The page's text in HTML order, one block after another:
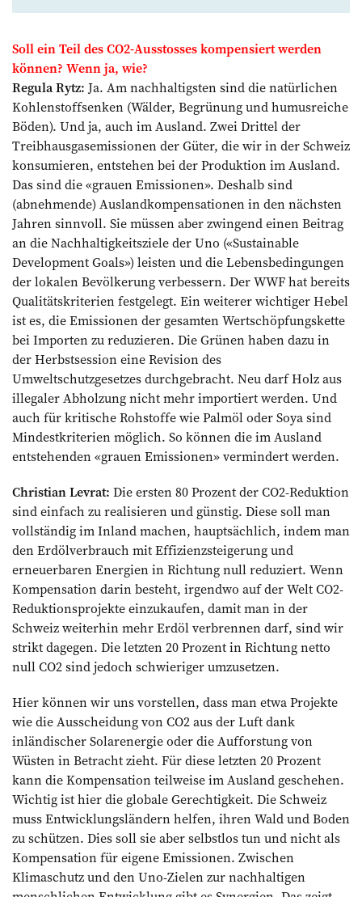
Soll ein Teil des CO2-Ausstosses kom­pensiert werden
können? Wenn ja, wie?
Regula Rytz: Ja. Am nachhaltigsten sind die natürlichen
Kohlenstoffsenken (Wälder, Begrünung und humusreiche
Böden). Und ja, auch im Ausland. Zwei Drittel der
Treibhausgasemissionen der Güter, die wir in der Schweiz
konsumieren, entstehen bei der Produktion im Ausland.
Das sind die «grauen Emissionen». Deshalb sind
(abnehmende) Auslandkompensationen in den nächsten
Jahren sinnvoll. Sie müssen aber zwingend einen Beitrag
an die Nachhaltigkeitsziele der Uno («Sustainable
Development Goals») leisten und die Lebensbedingungen
der lokalen Bevölkerung verbessern. Der WWF hat bereits
Qualitätskriterien festgelegt. Ein weiterer wichtiger Hebel
ist es, die Emissionen der gesamten Wertschöpfungskette
bei Importen zu reduzieren. Die Grünen haben dazu in
der Herbstsession eine Revision des
Umweltschutzgesetzes durchgebracht. Neu darf Holz aus
illegaler Abhol­zung nicht mehr importiert werden. Und
auch für kritische Rohstoffe wie Palmöl oder Soya sind
Mindestkriterien möglich. So können die im Ausland
entstehenden «grauen Emissionen» vermindert werden.
Christian Levrat: Die ersten 80 Prozent der CO2-Reduktion
sind einfach zu realisieren und günstig. Diese soll man
vollständig im Inland machen, hauptsächlich, indem man
den Erdölverbrauch mit Effizienzsteigerung und
erneuerbaren Energien in Richtung null reduziert. Wenn
Kompensation darin besteht, irgendwo auf der Welt CO2-
Reduktionsprojekte einzukaufen, damit man in der
Schweiz weiterhin mehr Erdöl verbrennen darf, sind wir
strikt dagegen. Die letzten 20 Prozent in Richtung netto
null CO2 sind jedoch schwieriger umzusetzen.
Hier können wir uns vorstellen, dass man etwa Projekte
wie die Ausscheidung von CO2 aus der Luft dank
inländischer Solarenergie oder die Aufforstung von
Wüsten in Betracht zieht. Für diese letzten 20 Prozent
kann die Kompensation teilweise im Ausland geschehen.
Wichtig ist hier die globale Gerechtigkeit. Die Schweiz
muss Entwicklungsländern helfen, ihren Wald und Boden
zu schützen. Dies soll sie aber selbstlos tun und nicht als
Kompensation für eigene Emissionen. Zwischen
Klimaschutz und den Uno-Zielen zur nachhaltigen